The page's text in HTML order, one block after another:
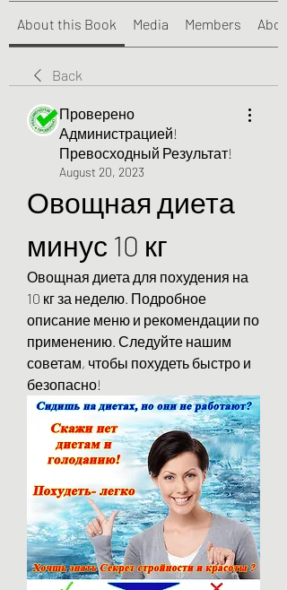
About this Book Media Members About
Back
Проверено
Администрацией!
Превосходный Результат!
August 20, 2023
Овощная диета
минус 10 кг
Овощная диета для похудения на
10 кг за неделю. Подробное
описание меню и рекомендации по
применению. Следуйте нашим
советам, чтобы похудеть быстро и
безопасно!